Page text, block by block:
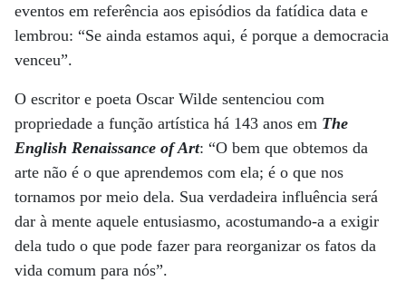
eventos em referência aos episódios da fatídica data e
lembrou: “Se ainda estamos aqui, é porque a democracia
venceu”.
O escritor e poeta Oscar Wilde sentenciou com
propriedade a função artística há 143 anos em The
English Renaissance of Art: “O bem que obtemos da
arte não é o que aprendemos com ela; é o que nos
tornamos por meio dela. Sua verdadeira influência será
dar à mente aquele entusiasmo, acostumando-a a exigir
dela tudo o que pode fazer para reorganizar os fatos da
vida comum para nós”.